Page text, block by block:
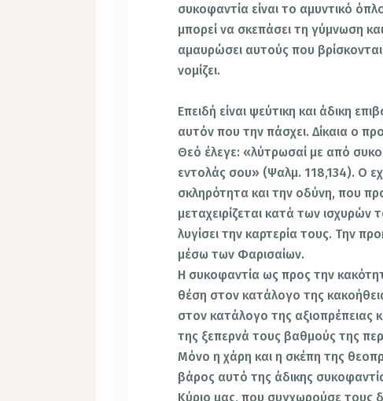
συκοφαντία είναι το αμυντικό
μπορεί να σκεπάσει τη γύμνωση
αμαυρώσει αυτούς που
νομίζει.
Επειδή είναι ψεύτικη και άδικη
αυτόν που την πάσχει. Δίκαια ο
Θεό έλεγε: «λύτρωσαί με από
εντολάς σου» (Ψαλμ. 118,134). Ο
σκληρότητα και την οδύνη, που
μεταχειρίζεται κατά των ισχυρών
λυγίσει την καρτερία τους. Την
μέσω των Φαρισαίων.
Η συκοφαντία ως προς την
θέση στον κατάλογο της
στον κατάλογο της αξιοπρέπειας
της ξεπερνά τους βαθμούς της
Μόνο η χάρη και η σκέπη της
βάρος αυτό της άδικης
Κύριο μας, που συγχωρούσε τους